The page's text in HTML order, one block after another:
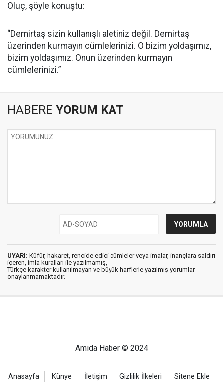
Oluç, şöyle konuştu:
“Demirtaş sizin kullanışlı aletiniz değil. Demirtaş
üzerinden kurmayın cümlelerinizi. O bizim yoldaşımız,
bizim yoldaşımız. Onun üzerinden kurmayın
cümlelerinizi.”
HABERE YORUM KAT
UYARI: Küfür, hakaret, rencide edici cümleler veya imalar, inançlara saldırı
içeren, imla kuralları ile yazılmamış,
Türkçe karakter kullanılmayan ve büyük harflerle yazılmış yorumlar
onaylanmamaktadır.
Amida Haber © 2024
Anasayfa Künye İletişim Gizlilik İlkeleri Sitene Ekle